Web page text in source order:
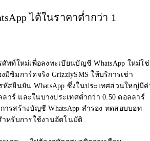
ได้ในราคาต่ำกว่า 1
พท์ใหม่เพื่อลงทะเบียนบัญชี WhatsApp ใหม่ใช่
มีซิมการ์ดจริง GrizzlySMS ให้บริการเช่า
หัสยืนยัน WhatsApp ซึ่งในประเทศส่วนใหญ่มีค่
าร์ และในบางประเทศต่ำกว่า 0.50 ดอลลาร์
ารสร้างบัญชี WhatsApp สำรอง ทดสอบบอท
ำหรับการใช้งานอัตโนมัติ